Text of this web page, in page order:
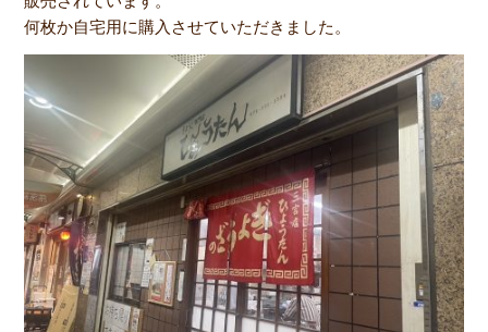
何枚か自宅用に購入させていただきました。